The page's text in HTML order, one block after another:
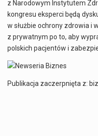
z Narodowym Instytutem
kongresu eksperci będą
w służbie ochrony zdrowia i
z prywatnym po to, aby
polskich pacjentów i
Publikacja zaczerpnięta z: